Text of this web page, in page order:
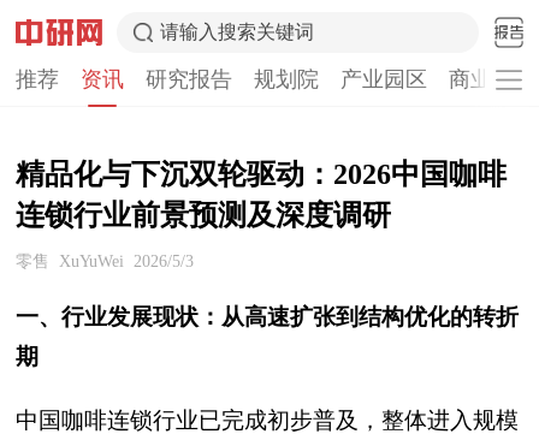
请输入搜索关键词
推荐 资讯 研究报告 规划院 产业园区 商业计
精品化与下沉双轮驱动：2026中国咖啡
连锁行业前景预测及深度调研
零售 XuYuWei 2026/5/3
一、行业发展现状：从高速扩张到结构优化的转折
期
中国咖啡连锁行业已完成初步普及，整体进入规模